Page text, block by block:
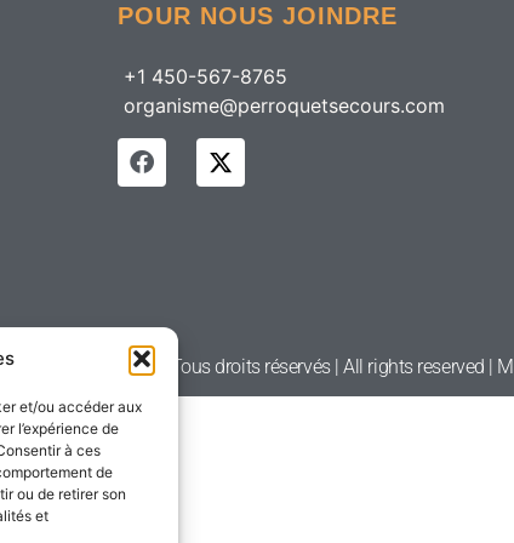
et/ou accéder aux
l’expérience de
à ces
de
ou de retirer son
et
POUR NOUS JOINDRE
+1 450-567-8765
organisme@perroquetsecours.com
Perroquetsecours | Tous droits réservés | All rights reserved |